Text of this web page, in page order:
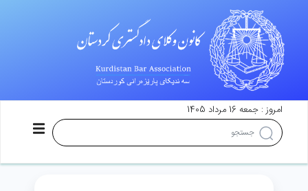
امروز : جمعه 16 مرداد 1405